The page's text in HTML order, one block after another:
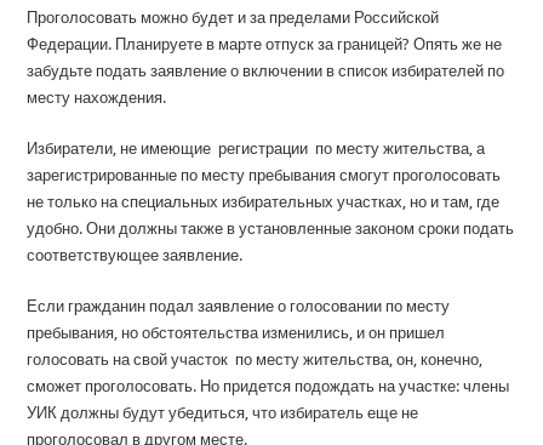
Проголосовать можно будет и за пределами Российской
Федерации. Планируете в марте отпуск за границей? Опять же не
забудьте подать заявление о включении в список избирателей по
месту нахождения.
Избиратели, не имеющие регистрации по месту жительства, а
зарегистрированные по месту пребывания смогут проголосовать
не только на специальных избирательных участках, но и там, где
удобно. Они должны также в установленные законом сроки подать
соответствующее заявление.
Если гражданин подал заявление о голосовании по месту
пребывания, но обстоятельства изменились, и он пришел
голосовать на свой участок по месту жительства, он, конечно,
сможет проголосовать. Но придется подождать на участке: члены
УИК должны будут убедиться, что избиратель еще не
проголосовал в другом месте.